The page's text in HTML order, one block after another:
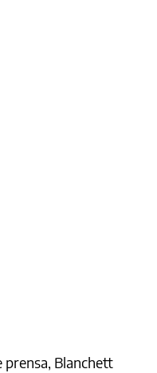
prensa, Blanchett